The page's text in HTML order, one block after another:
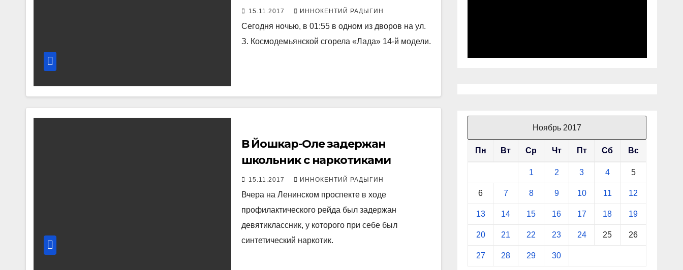
автомобиль
15.11.2017 ИННОКЕНТИЙ РАДЫГИН
Сегодня ночью, в 01:55 в одном из дворов на ул.
З. Космодемьянской сгорела «Лада» 14-й модели.
В Йошкар-Оле задержан
школьник с наркотиками
15.11.2017 ИННОКЕНТИЙ РАДЫГИН
Вчера на Ленинском проспекте в ходе
профилактического рейда был задержан
девятиклассник, у которого при себе был
синтетический наркотик.
Ноябрь 2017
Пн Вт Ср Чт Пт Сб Вс
1 2 3 4 5
6 7 8 9 10 11 12
13 14 15 16 17 18 19
20 21 22 23 24 25 26
27 28 29 30